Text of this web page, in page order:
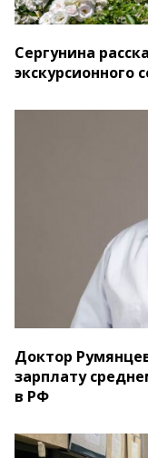
Сергунина
экскурсионного
Доктор
зарплату
в РФ